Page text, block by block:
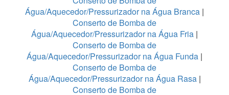
Água/Aquecedor/Pressurizador na Água Branca |
Conserto de Bomba de
Água/Aquecedor/Pressurizador na Água Fria |
Conserto de Bomba de
Água/Aquecedor/Pressurizador na Água Funda |
Conserto de Bomba de
Água/Aquecedor/Pressurizador na Água Rasa |
Conserto de Bomba de